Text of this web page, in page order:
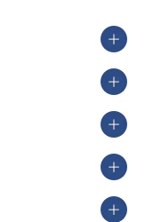
茨城県